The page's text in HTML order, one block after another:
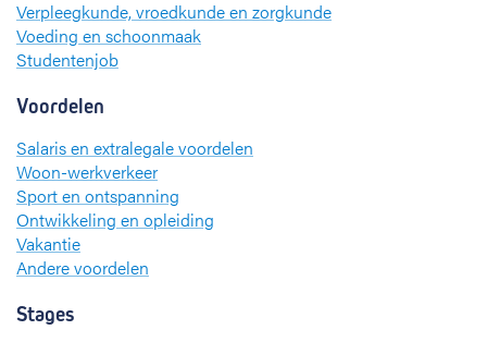
Verpleegkunde, vroedkunde en zorgkunde
Voeding en schoonmaak
Studentenjob
Voordelen
Salaris en extralegale voordelen
Woon-werkverkeer
Sport en ontspanning
Ontwikkeling en opleiding
Vakantie
Andere voordelen
Stages